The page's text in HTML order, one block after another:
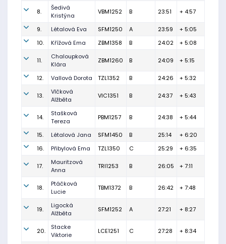
8.
Šedivá
Kristýna
VBM1252 B 23:51 + 4:57
9. Létalová Eva SFM1250 A 23:59
+ 5:05
10.
Křížová Ema ZBM1358 B 24:02 + 5:08
11.
Chaloupková
Klára
ZBM1260 B 24:09 + 5:15
12. Vallová Dorota TZL1352 B 24:26 + 5:32
13.
Vlčková
Alžběta
VIC1351 B 24:37 + 5:43
14.
Stašková
Tereza
PBM1257 B 24:38 + 5:44
15. Létalová Jana SFM1450 B 25:14
+ 6:20
16.
Přibylová Ema TZL1350 C 25:29 + 6:35
17.
Mauritzová
Anna
TRI1253 B 26:05 + 7:11
18.
Ptáčková
Lucie
TBM1372 B 26:42 + 7:48
19.
Ligocká
Alžběta
SFM1252 A 27:21 + 8:27
20.
Stacke
Viktorie
LCE1251 C 27:28 + 8:34